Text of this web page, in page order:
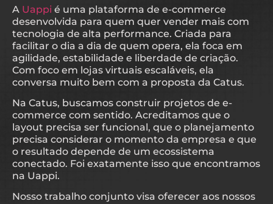
A Uappi é uma plataforma de e-commerce
desenvolvida para quem quer vender mais com
tecnologia de alta performance. Criada para
facilitar o dia a dia de quem opera, ela foca em
agilidade, estabilidade e liberdade de criação.
Com foco em lojas virtuais escaláveis, ela
conversa muito bem com a proposta da Catus.
Na Catus, buscamos construir projetos de e-
commerce com sentido. Acreditamos que o
layout precisa ser funcional, que o planejamento
precisa considerar o momento da empresa e que
o resultado depende de um ecossistema
conectado. Foi exatamente isso que encontramos
na Uappi.
Nosso trabalho conjunto visa oferecer aos nossos